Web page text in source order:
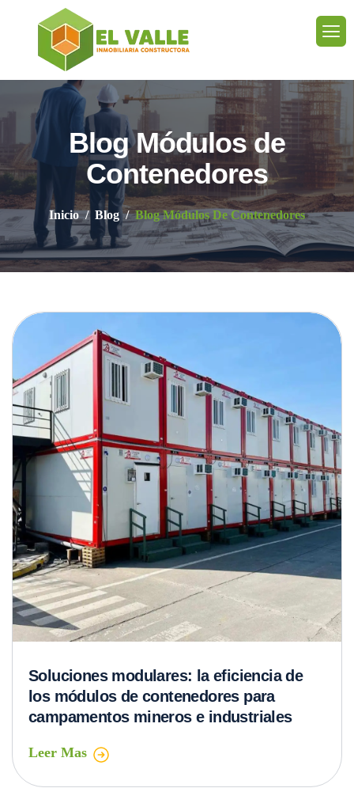
Blog Módulos de
Contenedores
Inicio Blog Blog Módulos De Contenedores
Soluciones modulares: la eficiencia de
los módulos de contenedores para
campamentos mineros e industriales
Leer Mas